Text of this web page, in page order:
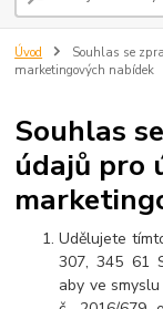
Úvod
Souhlas se
marketingových nabídek
Souhlas
údajů pro
Udělujete
307, 345 61
aby ve